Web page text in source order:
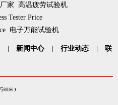
家
高温疲劳试验机
Tester Price
电子万能试验机
新闻中心 行业动态
联